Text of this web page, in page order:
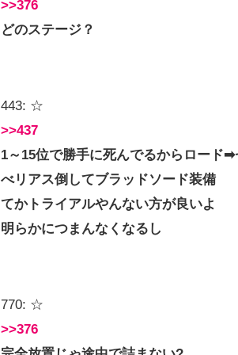
>>376
どのステージ？
443: ☆
>>437
1～15位で勝手に死んでるからロード➡
べリアス倒してブラッドソード装備
てかトライアルやんない方が良いよ
明らかにつまんなくなるし
770: ☆
>>376